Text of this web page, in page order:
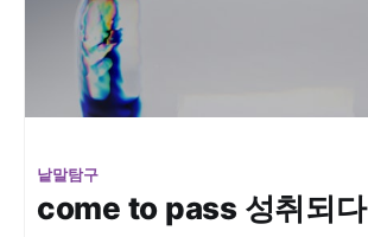
낱말탐구
come to pass 성취되다